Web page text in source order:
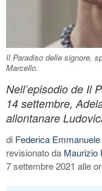
Il Paradiso delle signore,
Marcello.
Nell’episodio de Il
14 settembre,
allontanare
di Federica Emmanuele
revisionato da Maurizio
7 settembre 2021 alle